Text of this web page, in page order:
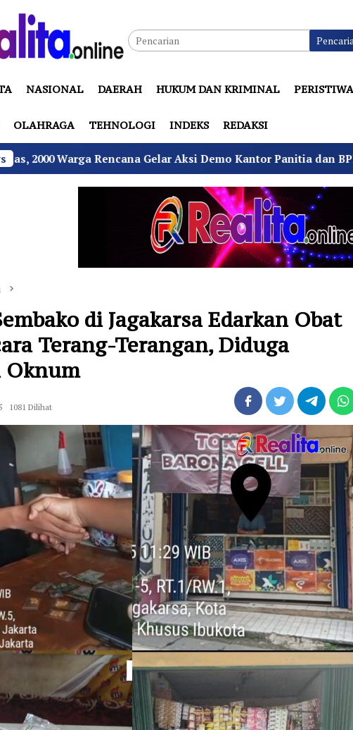
NASIONAL DAERAH HUKUM DAN KRIMINAL PERISTIWA
OLAHRAGA TEHNOLOGI INDEKS REDAKSI
Gelar Aksi Demo Kantor Panitia dan BPD Tuntut Netralitas
di Jagakarsa Edarkan Obat
Terang-Terangan, Diduga
Oknum
1081 Dilihat